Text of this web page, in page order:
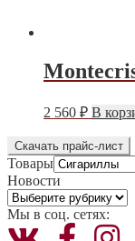
2 560 ₽ В
Скачать прайс-лист
Товары
Новости
Новости
Мы в соц. сетях: